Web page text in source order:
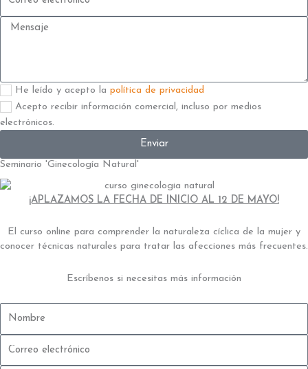
electrónico
Mensaje
Aceptación
2
He leído y acepto la política de privacidad
Aceptación
Acepto recibir información comercial, incluso por medios
electrónicos.
Enviar
Seminario 'Ginecología Natural'
¡APLAZAMOS LA FECHA DE INICIO AL 12 DE MAYO!
El curso online para comprender la naturaleza cíclica de la mujer y
conocer técnicas naturales para tratar las afecciones más frecuentes.
Escríbenos si necesitas más información
electrónico